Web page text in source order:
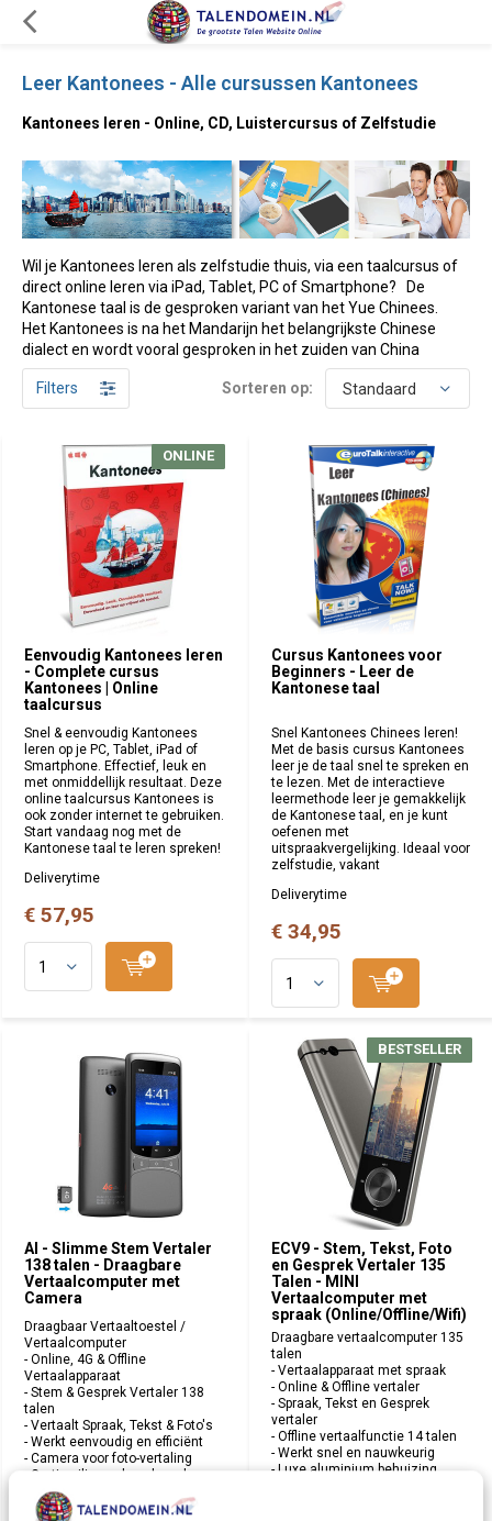
Leer Kantonees - Alle cursussen Kantonees
Kantonees leren - Online, CD, Luistercursus of Zelfstudie
Wil je Kantonees leren als zelfstudie thuis, via een taalcursus of
direct online leren via iPad, Tablet, PC of Smartphone? De
Kantonese taal is de gesproken variant van het Yue Chinees.
Het Kantonees is na het Mandarijn het belangrijkste Chinese
dialect en wordt vooral gesproken in het zuiden van China
Filters Sorteren op:
Eenvoudig Kantonees leren
- Complete cursus
Kantonees | Online
taalcursus
Snel & eenvoudig Kantonees
leren op je PC, Tablet, iPad of
Smartphone. Effectief, leuk en
met onmiddellijk resultaat. Deze
online taalcursus Kantonees is
ook zonder internet te gebruiken.
Start vandaag nog met de
Kantonese taal te leren spreken!
Deliverytime
ONLINE
€ 57,95
ONLINE
Cursus Kantonees voor
Beginners - Leer de
Kantonese taal
Snel Kantonees Chinees leren!
Met de basis cursus Kantonees
leer je de taal snel te spreken en
te lezen. Met de interactieve
leermethode leer je gemakkelijk
de Kantonese taal, en je kunt
oefenen met
uitspraakvergelijking. Ideaal voor
zelfstudie, vakant
Deliverytime
€ 34,95
AI - Slimme Stem Vertaler
138 talen - Draagbare
Vertaalcomputer met
Camera
Draagbaar Vertaaltoestel /
Vertaalcomputer
- Online, 4G & Offline
Vertaalapparaat
- Stem & Gesprek Vertaler 138
talen
- Vertaalt Spraak, Tekst & Foto's
- Werkt eenvoudig en efficiënt
- Camera voor foto-vertaling
- Gratis silicone beschermhoes
Deliverytime
ECV9 - Stem, Tekst, Foto
en Gesprek Vertaler 135
Talen - MINI
Vertaalcomputer met
spraak (Online/Offline/Wifi)
Draagbare vertaalcomputer 135
talen
- Vertaalapparaat met spraak
- Online & Offline vertaler
- Spraak, Tekst en Gesprek
vertaler
- Offline vertaalfunctie 14 talen
- Werkt snel en nauwkeurig
- Luxe aluminium behuizing
BESTSELLER
BESTSELLER